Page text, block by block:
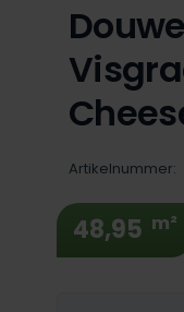
Artikelnummer:
48,95 m²